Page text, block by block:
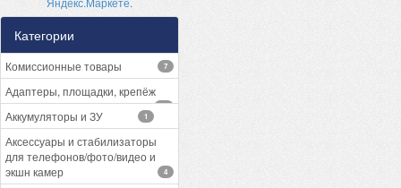
Категории
Комиссионные товары 7
Адаптеры, площадки, крепёж
13
Аккумуляторы и ЗУ 1
Аксессуары и стабилизаторы
для телефонов/фото/видео и
экшн камер
4